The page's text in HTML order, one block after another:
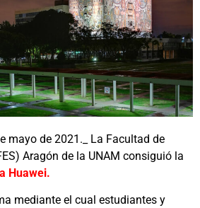
mayo de 2021._ La Facultad de
Aragón de la UNAM consiguió la
Huawei.
mediante el cual estudiantes y